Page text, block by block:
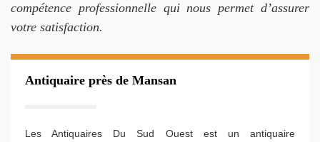
compétence professionnelle qui nous permet d’assurer
votre satisfaction.
Antiquaire près de Mansan
Les Antiquaires Du Sud Ouest est un antiquaire